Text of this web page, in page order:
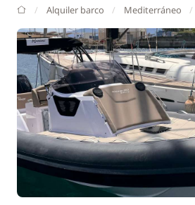
GlobeSailor
Alquiler barco Mediterráneo